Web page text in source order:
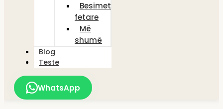
Besimet
fetare
Më
shumë
Blog
Teste
WhatsApp